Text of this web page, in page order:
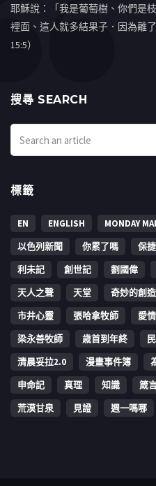
耶穌說：「我是葡萄樹、你們是
裡面、這人就多結果子．因為離
15:5）
搜㝷 SEARCH
標籤
EN ENGLISH MONDAY
以色列新聞
你累了嗎 保捷
利未記
創世記 劉國偉
天人之聲
天堂 奇妙的創造
市井心靈
張哈拿牧師 愛情
梁永善牧師
歳首到年終
清晨妥拉2.0
漫畫事件簿
申命記
真理 知識 箴
荒漠甘泉
見證 週一嗎哪